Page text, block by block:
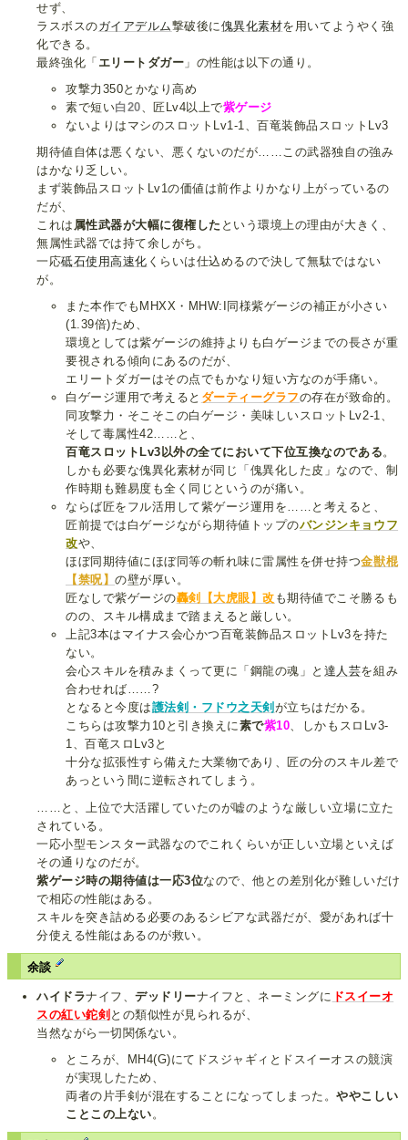
せず、
ラスボスのガイアデルム撃破後に傀異化素材を用いてようやく強
化できる。
最終強化「 エリートダガー 」の性能は以下の通り。
攻撃力350とかなり高め
素で短い白20、匠Lv4以上で紫ゲージ
ないよりはマシのスロットLv1-1、百竜装飾品スロットLv3
期待値自体は悪くない、悪くないのだが……この武器独自の強み
はかなり乏しい。
まず装飾品スロットLv1の価値は前作よりかなり上がっているの
だが、
これは 属性武器が大幅に復権した という環境上の理由が大きく、
無属性武器では持て余しがち。
一応砥石使用高速化 くらいは仕込めるので決して無駄ではない
が。
また本作でもMHXX・MHW:I同様紫ゲージの補正が小さい
(1.39倍)ため、
環境としては紫ゲージの維持よりも白ゲージまでの長さが重
要視される傾向にあるのだが、
エリートダガーはその点でもかなり短い方なのが手痛い。
白ゲージ運用で考えると ダーティーグラフの存在が致命的。
同攻撃力・そこそこの白ゲージ・美味しいスロットLv2-1、
そして毒属性42……と、
百竜スロットLv3以外の全てにおいて下位互換なのである。
しかも必要な傀異化素材が同じ「傀異化した皮」なので、制
作時期も難易度も全く同じというのが痛い。
ならば匠をフル活用して紫ゲージ運用を……と考えると、
匠前提では白ゲージながら期待値トップのバンジンキョウフ
改や、
ほぼ同期待値にほぼ同等の斬れ味に雷属性を併せ持つ金獣棍
【禁呪】の壁が厚い。
匠なしで紫ゲージの轟剣【大虎眼】改 も期待値でこそ勝るも
のの、スキル構成まで踏まえると厳しい。
上記3本はマイナス会心かつ百竜装飾品スロットLv3を持た
ない。
会心スキルを積みまくって更に「鋼龍の魂」と 達人芸を組み
合わせれば……?
となると今度は護法剣・フドウ之天剣 が立ちはだかる。
こちらは攻撃力10と引き換えに素で紫10、しかもスロLv3-
1、百竜スロLv3と
十分な拡張性すら備えた大業物であり、匠の分のスキル差で
あっという間に逆転されてしまう。
……と、上位で大活躍していたのが嘘のような厳しい立場に立た
されている。
一応小型モンスター武器なのでこれくらいが正しい立場といえば
その通りなのだが。
紫ゲージ時の期待値は一応3位なので、他との差別化が難しいだけ
で相応の性能はある。
スキルを突き詰める必要のあるシビアな武器だが、愛があれば十
分使える性能はあるのが救い。
余談
ハイドラナイフ、デッドリーナイフと、ネーミングに ドスイーオ
スの紅い鉈剣 との類似性が見られるが、
当然ながら一切関係ない。
ところが、MH4(G)にてドスジャギィとドスイーオスの競演
が実現したため、
両者の片手剣が混在することになってしまった。ややこしい
ことこの上ない 。